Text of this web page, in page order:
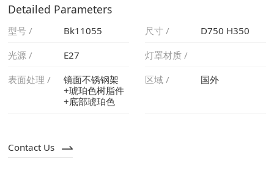
Detailed Parameters
型号 / Bk11055 尺寸 /
D750 H350
光源 /
E27
灯罩材质 /
表面处理 /
+底部琥珀色
区域 / 国外
Contact Us